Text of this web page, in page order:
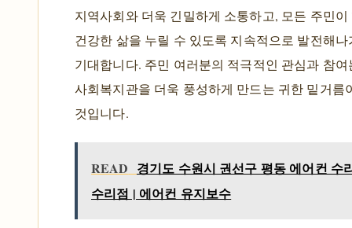
지역사회와 더욱 긴밀하게 소통하고, 모든 주민
건강한 삶을 누릴 수 있도록 지속적으로 발전해나
기대합니다. 주민 여러분의 적극적인 관심과 참여
사회복지관을 더욱 풍성하게 만드는 귀한 밑거름
것입니다.
READ 경기도 수원시 권선구 평동 에어컨 수
수리점 | 에어컨 유지보수